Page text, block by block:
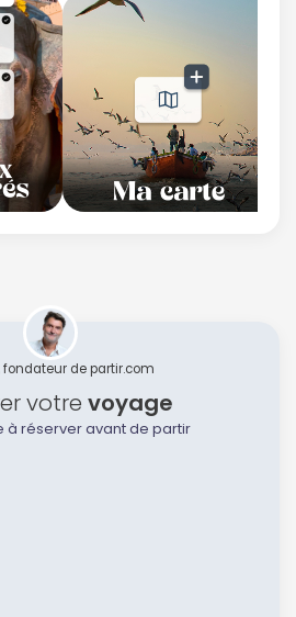
fondateur de partir.com
votre voyage
à réserver avant de partir